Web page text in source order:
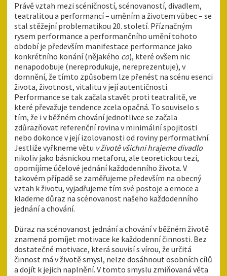
Právě vztah mezi scéničností, scénovaností, divadlem,
teatralitou a performancí – uměním a životem vůbec – se
stal stěžejní problematikou 20. století. Příznačným
rysem performance a performančního umění tohoto
období je především manifestace performance jako
konkrétního konání (nějakého co), které ovšem nic
nenapodobuje (nereprodukuje, nereprezentuje), v
domnění, že tímto způsobem lze přenést na scénu esenci
života, životnost, vitalitu v její autentičnosti.
Performance se tak začala stavět proti teatralitě, ve
které převažuje tendence zcela opačná. To souviselo s
tím, že i v běžném chování jednotlivce se začala
zdůrazňovat referenční rovina v minimální spojitosti
nebo dokonce v její izolovanosti od roviny performativní.
Jestliže vyřkneme větu v životě všichni hrajeme divadlo
nikoliv jako básnickou metaforu, ale teoretickou tezi,
opomíjíme účelové jednání každodenního života. V
takovém případě se zaměřujeme především na obecný
vztah k životu, vyjadřujeme tím své postoje a emoce a
klademe důraz na scénovanost našeho každodenního
jednání a chování.
Důraz na scénovanost jednání a chování v běžném životě
znamená pomíjet motivace ke každodenní činnosti. Bez
dostatečné motivace, která souvisí s vírou, že určitá
činnost má v životě smysl, nelze dosáhnout osobních cílů
a dojít k jejich naplnění. V tomto smyslu zmiňovaná věta